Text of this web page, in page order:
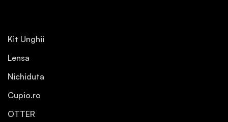
Kit Unghii
Lensa
Nichiduta
Cupio.ro
OTTER